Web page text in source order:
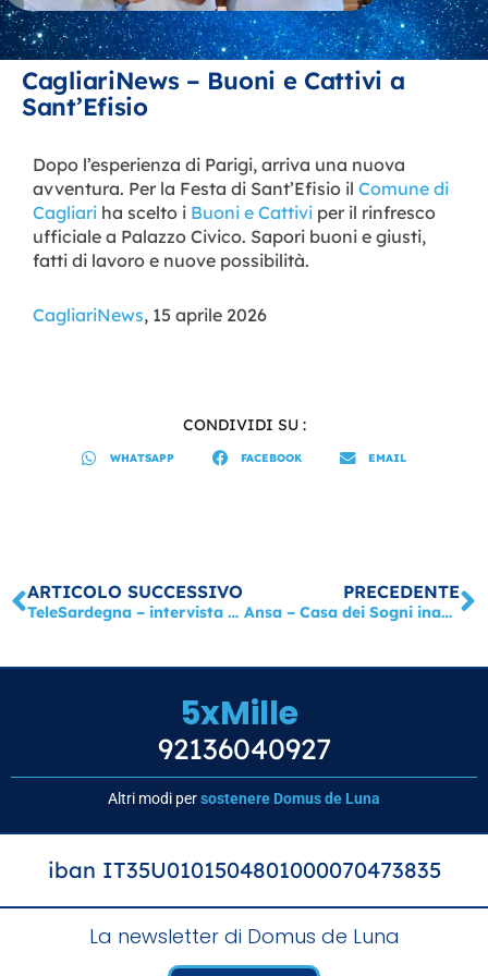
CagliariNews – Buoni e Cattivi a
Sant’Efisio
Dopo l’esperienza di Parigi, arriva una nuova
avventura. Per la Festa di Sant’Efisio il Comune di
Cagliari ha scelto i Buoni e Cattivi per il rinfresco
ufficiale a Palazzo Civico. Sapori buoni e giusti,
fatti di lavoro e nuove possibilità.
CagliariNews, 15 aprile 2026
CONDIVIDI SU :
WHATSAPP FACEBOOK EMAIL
Precedente
ARTICOLO SUCCESSIVO
TeleSardegna – intervista a Ugo Bressanello
PRECEDENTE
Ansa – Casa dei Sogni inaugura il murale di Crisa
5xMille
92136040927
Altri modi persostenere Domus de Luna
iban IT35U0101504801000070473835
La newsletter di Domus de Luna